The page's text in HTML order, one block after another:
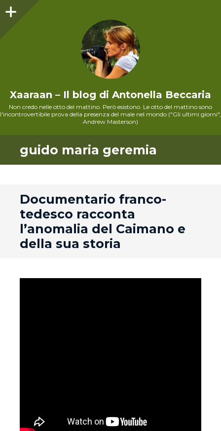
Xaaraan – Il blog di Antonella Beccaria
Non credo nelle otto del mattino. Però esistono. Le otto del mattino sono
l'incontrovertibile prova della presenza del male nel mondo ("Gli ultimi giorni",
Andrew Masterson)
guido maria geremia
Documentario franco-
tedesco racconta
l’anomalia del Caimano e
della sua storia